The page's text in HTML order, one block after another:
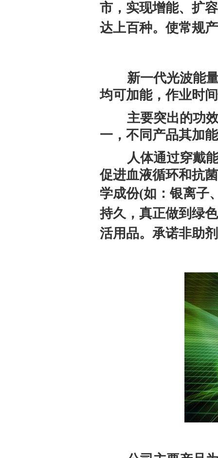
市，实现增能、扩
达上百种。使常规
新一代光波能量
均可加能，作业时
主要突出的功效
一，不同产品其加
人体通过穿戴能
促进血液循环和抗
学成份(如：银离子
持久，真正做到绿
活用品。承诺非助